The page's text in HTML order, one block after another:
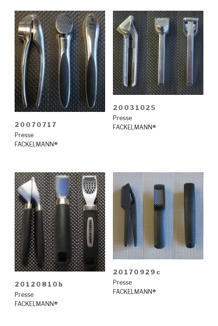
20070717
Presse
FACKELMANN®
20031025
Presse
FACKELMANN®
20120810b
Presse
FACKELMANN®
20170929c
Presse
FACKELMANN®